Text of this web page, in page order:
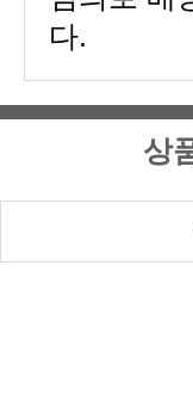
다.
상